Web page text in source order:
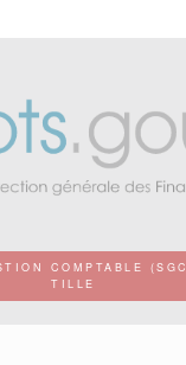
COMPTABLE
TILLE